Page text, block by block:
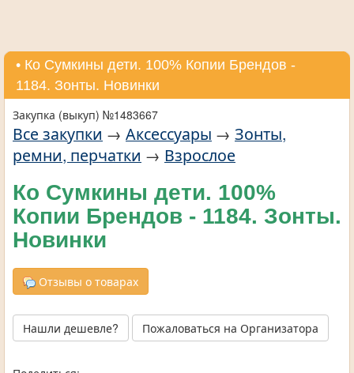
• Ко Сумкины дети. 100% Копии Брендов -
1184. Зонты. Новинки
Закупка (выкуп) №1483667
Все закупки → Аксессуары → Зонты,
ремни, перчатки → Взрослое
Ко Сумкины дети. 100%
Копии Брендов - 1184. Зонты.
Новинки
Отзывы о товарах
Нашли дешевле? Пожаловаться на Организатора